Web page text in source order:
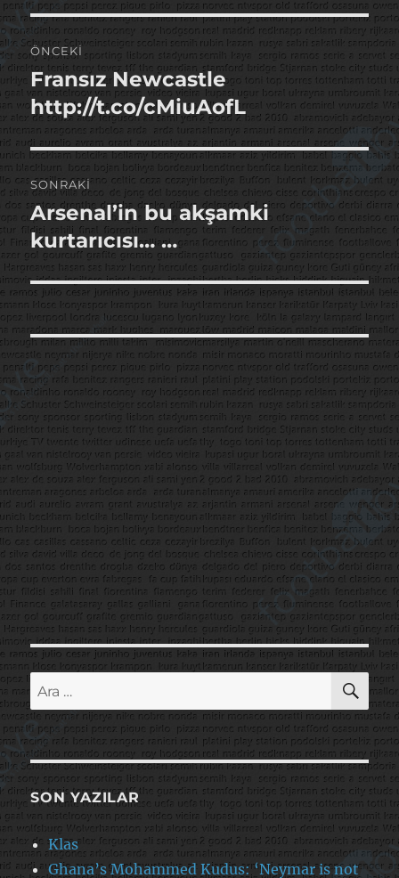
Yazı
gezinmesi
ÖNCEKI
Önceki
yazı:
Fransız Newcastle
http://t.co/cMiuAofL
SONRAKI
Sonraki
yazı:
Arsenal’in bu akşamki
kurtarıcısı… …
Ara:
SON YAZILAR
Klas
Ghana’s Mohammed Kudus: ‘Neymar is not